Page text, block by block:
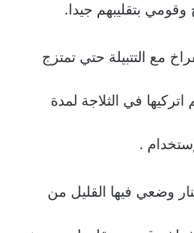
وقومي بتقليبهم جيدا.
مع التتبيلة حتي تمتزج
اتركيها في الثلاجة لمدة
.
وضعي فيها القليل من